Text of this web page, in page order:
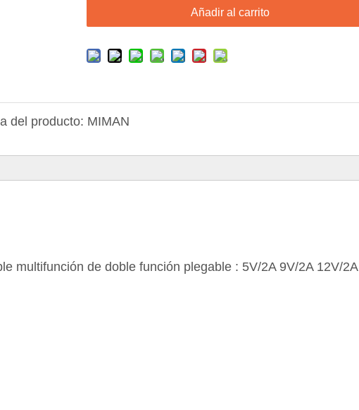
Añadir al carrito
del producto: MIMAN
multifunción de doble función plegable : 5V/2A 9V/2A 12V/2A